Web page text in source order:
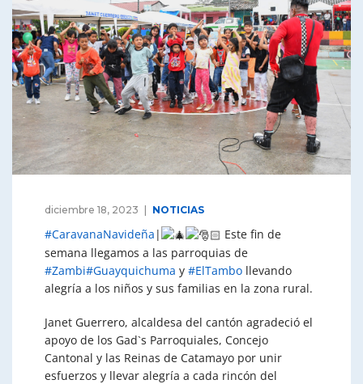
diciembre 18, 2023 NOTICIAS
#CaravanaNavideña |
Este fin de
semana llegamos a las parroquias de
#Zambi#Guayquichuma y #ElTambo llevando
alegría a los niños y sus familias en la zona rural.
Janet Guerrero, alcaldesa del cantón agradeció el
apoyo de los Gad`s Parroquiales, Concejo
Cantonal y las Reinas de Catamayo por unir
esfuerzos y llevar alegría a cada rincón del